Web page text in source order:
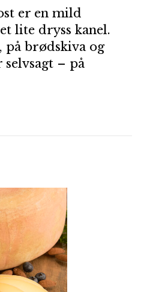
er en mild
lite dryss kanel.
på brødskiva og
– på